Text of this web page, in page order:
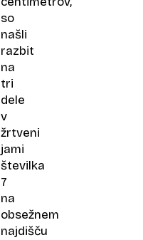
so
našli
razbit
na
tri
dele
v
žrtveni
jami
številka
7
na
obsežnem
najdišču